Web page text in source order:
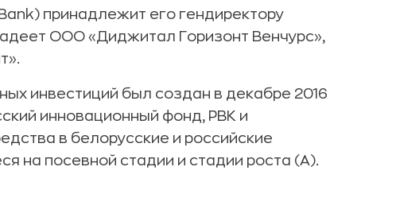
принадлежит его гендиректору
ООО «Диджитал Горизонт Венчурс»,
инвестиций был создан в декабре 2016
инновационный фонд, РВК и
в белорусские и российские
на посевной стадии и стадии роста (А).